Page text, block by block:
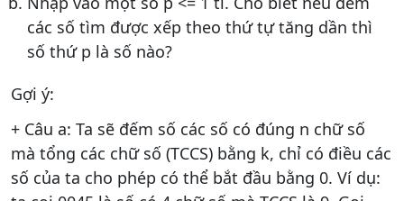
các số tìm được xếp theo thứ tự tăng dần thì
số thứ p là số nào?
Gợi ý:
+ Câu a: Ta sẽ đếm số các số có đúng n chữ số
mà tổng các chữ số (TCCS) bằng k, chỉ có điều các
số của ta cho phép có thể bắt đầu bằng 0. Ví dụ: